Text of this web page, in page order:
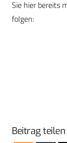
Sie hier bereits
folgen:
Beitrag teilen